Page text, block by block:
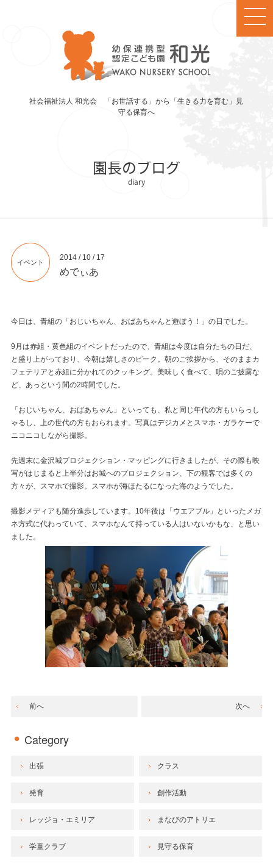
社会福祉法人 和光会 「お世話する」から「生きる力を育む」見
守る保育へ
園長のブログ
イベント
2014 / 10 / 17
めでぃあ
今日は、青組の「おじいちゃん、おばあちゃんと遊ぼう！」の日でした。
9月は赤組・黄色組のイベントだったので、青組は今度は自分たちの日だ、
と盛り上がっており、今朝は嬉しさのピーク。朝のご挨拶から、そのままカ
フェテリアと赤組に分かれてのクッキング。美味しく食べて、唄のご披露な
ど、あっという間の2時間でした。
「おじいちゃん、おばあちゃん」といっても、私と同じ年代の方もいらっし
ゃるし、上の世代の方もおられます。写真はデジカメとスマホ・ガラケーで
ニコニコしながら撮影。
先週末に金沢城プロジェクション・マッピングに行きましたが、その際も映
写がはじまると上半分はお城へのプロジェクション、下の観客では多くの
方々が、スマホで撮影。スマホが海ほたるになった海のようでした。
撮影メディアも随分進歩しています。10年後は「ウエアブル」といったメガ
ネ方式に代わっていて、スマホなんて持っている人はいないかもな、と思い
ました。
前へ 次へ
Category
出張 クラス
発育 創作活動
レッジョ・エミリア まなびのアトリエ
学童クラブ 見守る保育